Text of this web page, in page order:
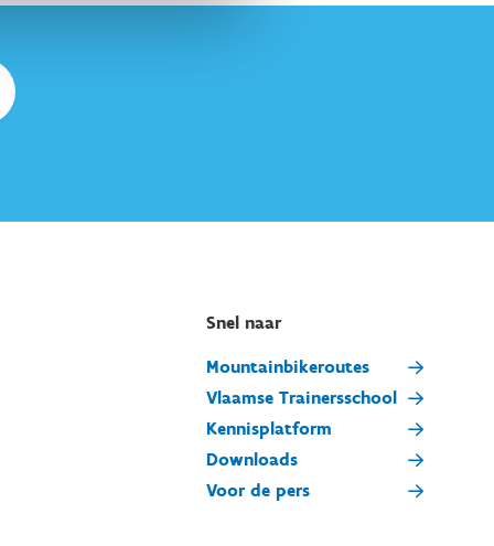
Snel naar
Mountainbikeroutes
Vlaamse Trainersschool
Kennisplatform
Downloads
Voor de pers